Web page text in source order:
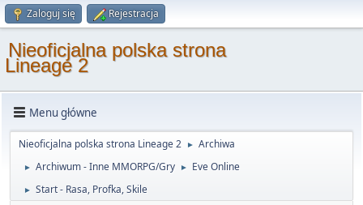
Zaloguj się Rejestracja
Nieoficjalna polska strona
Lineage 2
Menu główne
Nieoficjalna polska strona Lineage 2 ► Archiwa
► Archiwum - Inne MMORPG/Gry ► Eve Online
► Start - Rasa, Profka, Skile